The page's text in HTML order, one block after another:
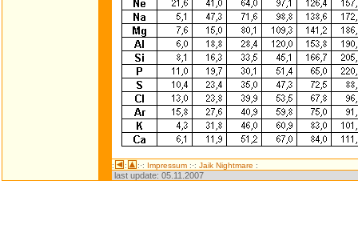
: : :·: Impressum :·: Jaik Nightmare :
last update: 05.11.2007